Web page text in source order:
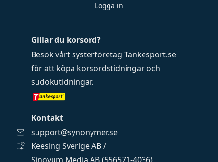
Gillar du korsord?
Besök vårt systerföretag Tankesport.se
för att köpa korsordstidningar och
sudokutidningar.
Kontakt
support@synonymer.se
Keesing Sverige AB /
Sinovum Media AB (556571-4036)
Logga in